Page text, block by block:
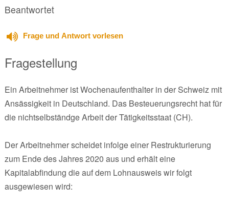
Beantwortet
Frage und Antwort vorlesen
Fragestellung
Ein Arbeitnehmer ist Wochenaufenthalter in der Schweiz mit
Ansässigkeit in Deutschland. Das Besteuerungsrecht hat für
die nichtselbständge Arbeit der Tätigkeitsstaat (CH).
Der Arbeitnehmer scheidet infolge einer Restrukturierung
zum Ende des Jahres 2020 aus und erhält eine
Kapitalabfindung die auf dem Lohnausweis wir folgt
ausgewiesen wird: